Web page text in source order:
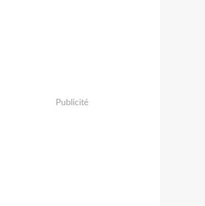
Publicité